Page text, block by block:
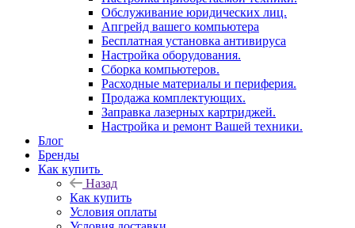
Обслуживание юридических лиц.
Апгрейд вашего компьютера
Бесплатная установка антивируса
Настройка оборудования.
Сборка компьютеров.
Расходные материалы и периферия.
Продажа комплектующих.
Заправка лазерных картриджей.
Настройка и ремонт Вашей техники.
Блог
Бренды
Как купить
Назад
Как купить
Условия оплаты